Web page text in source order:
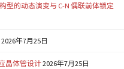
型的动态演变与 C-N 偶联前体锁定
2026年7月25日
晶体管设计2026年7月25日